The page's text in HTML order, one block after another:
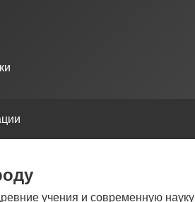
учения и современную науку